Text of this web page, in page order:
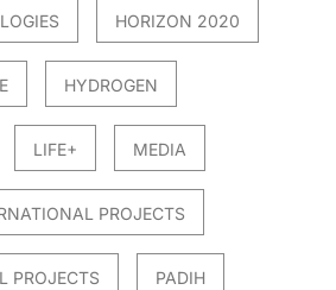
HORIZON 2020
HYDROGEN
LIFE+ MEDIA
PROJECTS
PROJECTS PADIH